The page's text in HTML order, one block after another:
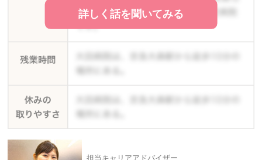
詳しく話を聞いてみる
担当キャリアアドバイザー